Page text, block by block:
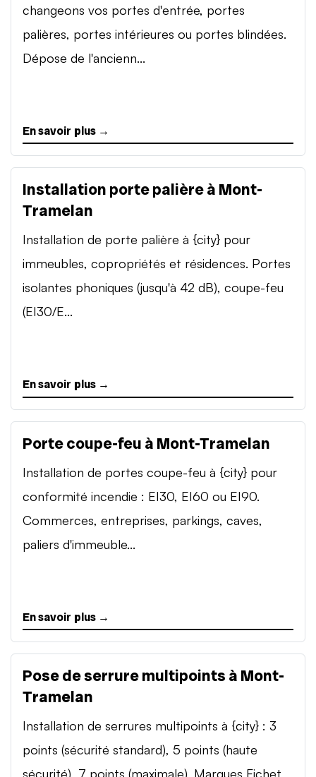
changeons vos portes d'entrée, portes
palières, portes intérieures ou portes blindées.
Dépose de l'ancienn...
En savoir plus →
Installation porte palière à Mont-
Tramelan
Installation de porte palière à {city} pour
immeubles, copropriétés et résidences. Portes
isolantes phoniques (jusqu'à 42 dB), coupe-feu
(EI30/E...
En savoir plus →
Porte coupe-feu à Mont-Tramelan
Installation de portes coupe-feu à {city} pour
conformité incendie : EI30, EI60 ou EI90.
Commerces, entreprises, parkings, caves,
paliers d'immeuble...
En savoir plus →
Pose de serrure multipoints à Mont-
Tramelan
Installation de serrures multipoints à {city} : 3
points (sécurité standard), 5 points (haute
sécurité), 7 points (maximale). Marques Fichet,